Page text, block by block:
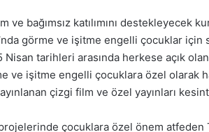
bağımsız katılımını
görme ve işitme engelli çocuklar
tarihleri arasında herkese açık olan
ve işitme engelli çocuklara özel
çizgi film ve özel yayınları
çocuklara özel önem